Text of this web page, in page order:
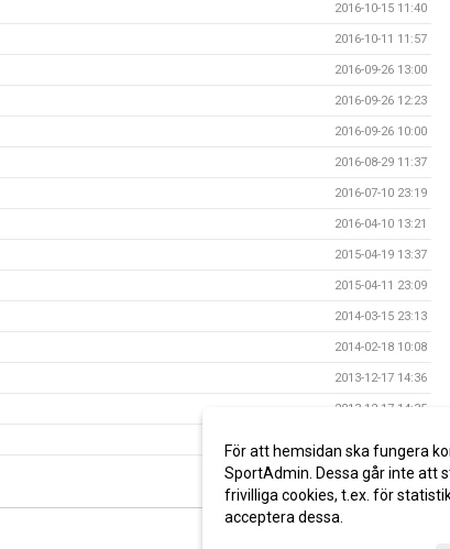
2016-10-15 11:40
2016-10-11 11:57
2016-09-26 13:00
2016-09-26 12:23
2016-09-26 10:00
2016-08-29 11:37
2016-07-10 23:19
2016-04-10 13:21
2015-04-19 13:37
2015-04-11 23:09
2014-03-15 23:13
2014-02-18 10:08
2013-12-17 14:36
2013-12-17 14:35
2013-12-17 14:33
För att hemsidan ska fungera
SportAdmin. Dessa går inte att
frivilliga cookies, t.ex. för
acceptera dessa.